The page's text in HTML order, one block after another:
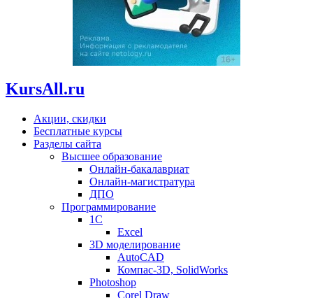
KursAll.ru
Акции, скидки
Бесплатные курсы
Разделы сайта
Высшее образование
Онлайн-бакалавриат
Онлайн-магистратура
ДПО
Программирование
1С
Excel
3D моделирование
AutoCAD
Компас-3D, SolidWorks
Photoshop
Corel Draw